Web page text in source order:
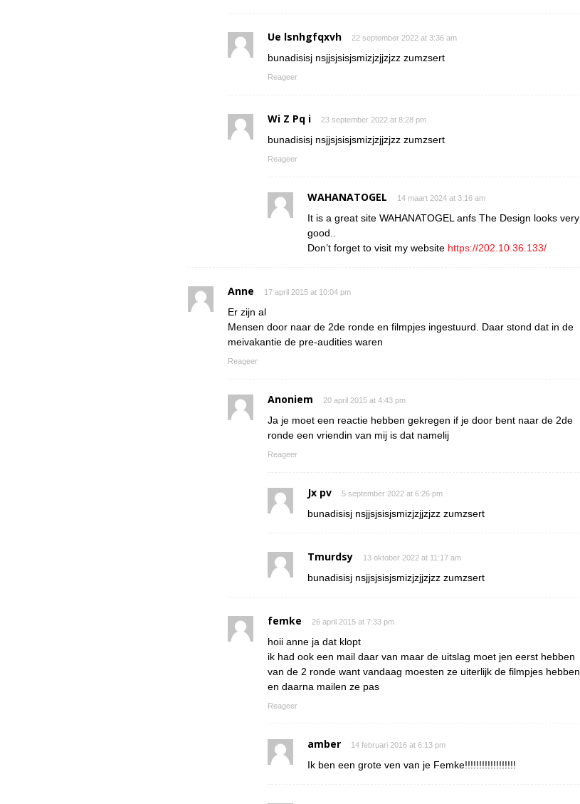
Ue lsnhgfqxvh 22 september 2022 at 3:36 am
bunadisisj nsjjsjsisjsmizjzjjzjzz zumzsert
Reageer
Wi Z Pq i 23 september 2022 at 8:28 pm
bunadisisj nsjjsjsisjsmizjzjjzjzz zumzsert
Reageer
WAHANATOGEL 14 maart 2024 at 3:16 am
It is a great site WAHANATOGEL anfs The Design looks very
good..
Don’t forget to visit my website https://202.10.36.133/
Anne 17 april 2015 at 10:04 pm
Er zijn al
Mensen door naar de 2de ronde en filmpjes ingestuurd. Daar stond dat in de
meivakantie de pre-audities waren
Reageer
Anoniem 20 april 2015 at 4:43 pm
Ja je moet een reactie hebben gekregen if je door bent naar de 2de
ronde een vriendin van mij is dat namelij
Reageer
Jx pv 5 september 2022 at 6:26 pm
bunadisisj nsjjsjsisjsmizjzjjzjzz zumzsert
Tmurdsy 13 oktober 2022 at 11:17 am
bunadisisj nsjjsjsisjsmizjzjjzjzz zumzsert
femke 26 april 2015 at 7:33 pm
hoii anne ja dat klopt
ik had ook een mail daar van maar de uitslag moet jen eerst hebben
van de 2 ronde want vandaag moesten ze uiterlijk de filmpjes hebben
en daarna mailen ze pas
Reageer
amber 14 februari 2016 at 6:13 pm
Ik ben een grote ven van je Femke!!!!!!!!!!!!!!!!!!